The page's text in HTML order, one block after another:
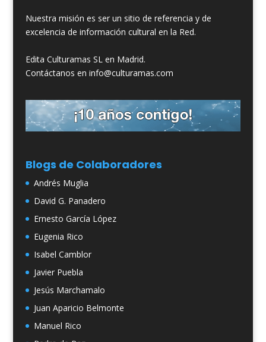
Nuestra misión es ser un sitio de referencia y de
excelencia de información cultural en la Red.
Edita Culturamas SL en Madrid.
Contáctanos en info@culturamas.com
Blogs de Colaboradores
Andrés Muglia
David G. Panadero
Ernesto García López
Eugenia Rico
Isabel Camblor
Javier Puebla
Jesús Marchamalo
Juan Aparicio Belmonte
Manuel Rico